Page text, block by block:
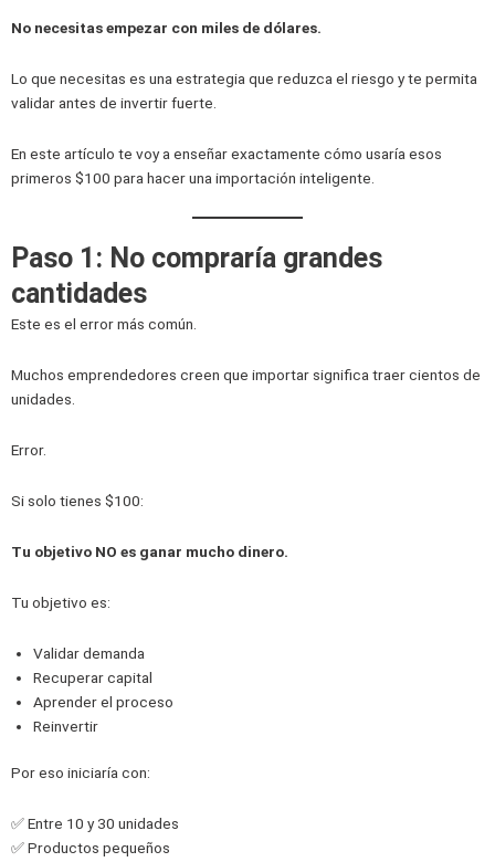
No necesitas empezar con miles de dólares.
Lo que necesitas es una estrategia que reduzca el riesgo y te permita
validar antes de invertir fuerte.
En este artículo te voy a enseñar exactamente cómo usaría esos
primeros $100 para hacer una importación inteligente.
Paso 1: No compraría grandes
cantidades
Este es el error más común.
Muchos emprendedores creen que importar significa traer cientos de
unidades.
Error.
Si solo tienes $100:
Tu objetivo NO es ganar mucho dinero.
Tu objetivo es:
Validar demanda
Recuperar capital
Aprender el proceso
Reinvertir
Por eso iniciaría con:
✅ Entre 10 y 30 unidades
✅ Productos pequeños